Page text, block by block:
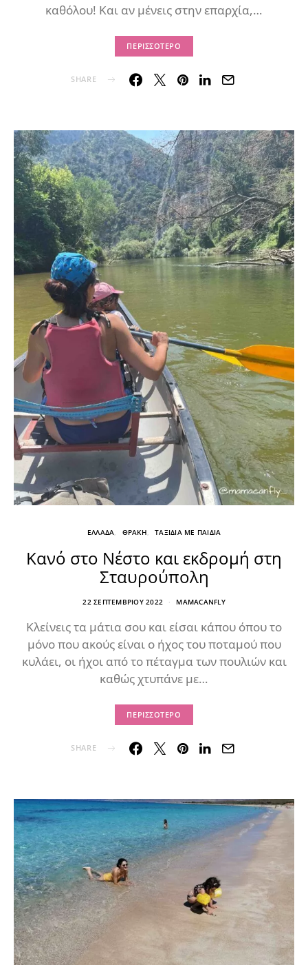
καθόλου! Και αν μένεις στην επαρχία,…
ΠΕΡΙΣΣΌΤΕΡΟ
SHARE
ΕΛΛΑΔΑ ΘΡΑΚΗ ΤΑΞΙΔΙΑ ΜΕ ΠΑΙΔΙΑ
Κανό στο Νέστο και εκδρομή στη
Σταυρούπολη
22 ΣΕΠΤΕΜΒΡΊΟΥ 2022 MAMACANFLY
Κλείνεις τα μάτια σου και είσαι κάπου όπου το
μόνο που ακούς είναι ο ήχος του ποταμού που
κυλάει, οι ήχοι από το πέταγμα των πουλιών και
καθώς χτυπάνε με…
ΠΕΡΙΣΣΌΤΕΡΟ
SHARE